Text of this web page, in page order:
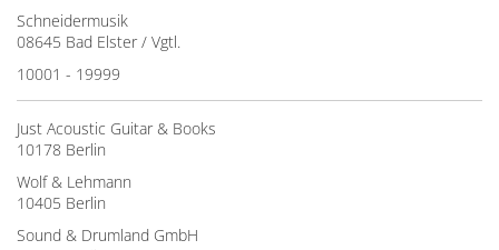
Schneidermusik
08645 Bad Elster / Vgtl.
10001 - 19999
Just Acoustic Guitar & Books
10178 Berlin
Wolf & Lehmann
10405 Berlin
Sound & Drumland GmbH